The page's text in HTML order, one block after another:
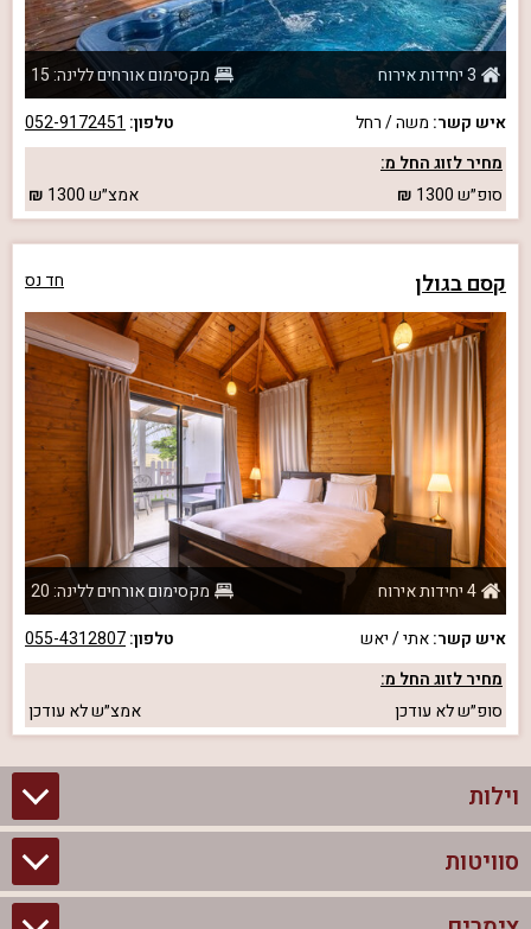
3 יחידות אירוח
מקסימום אורחים ללינה: 15
איש קשר: משה / רחל טלפון: 052-9172451
מחיר לזוג החל מ:
סופ״ש1300 אמצ״ש1300
קסם בגולן חד נס
4 יחידות אירוח
מקסימום אורחים ללינה: 20
איש קשר:אתי / יאש טלפון:055-4312807
מחיר לזוג החל מ:
סופ״שלא עודכן אמצ״שלא עודכן
וילות
וילות בצפון
וילות להשכרה
סוויטות